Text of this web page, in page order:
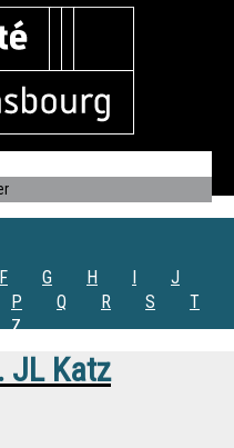
F G H I
J
P Q R S
T
Z
JL Katz